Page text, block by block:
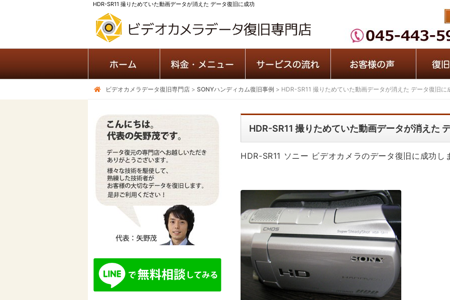
HDR-SR11 撮りためていた動画データが消えた データ復旧に成功
ビデオカメラデータ復旧専門店 > SONYハンディカム復旧事例 > HDR-SR11 撮りためていた動画データが消えた データ復旧に
HDR-SR11 撮りためていた動画データが消えた
HDR-SR11 ソニー ビデオカメラのデータ復旧に成功し